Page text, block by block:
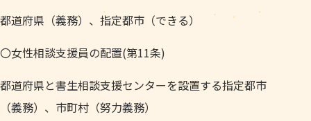
都道府県（義務）、指定都市（できる）
〇女性相談支援員の配置(第11条)
都道府県と書生相談支援センターを設置する指定都市
（義務）、市町村（努力義務）